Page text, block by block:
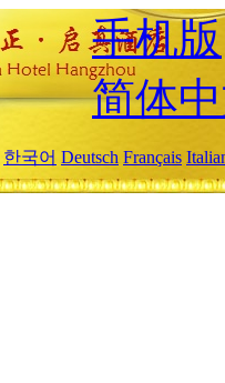
手机版
简体
한국어 Deutsch Français